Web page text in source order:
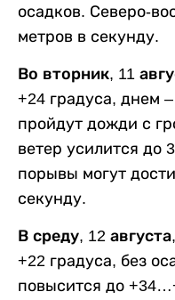
осадков. Северо-
метров в секунду.
Во вторник, 11
+24 градуса, днем
пройдут дожди с
ветер усилится до
порывы могут
секунду.
В среду, 12 августа,
+22 градуса, без
повысится до